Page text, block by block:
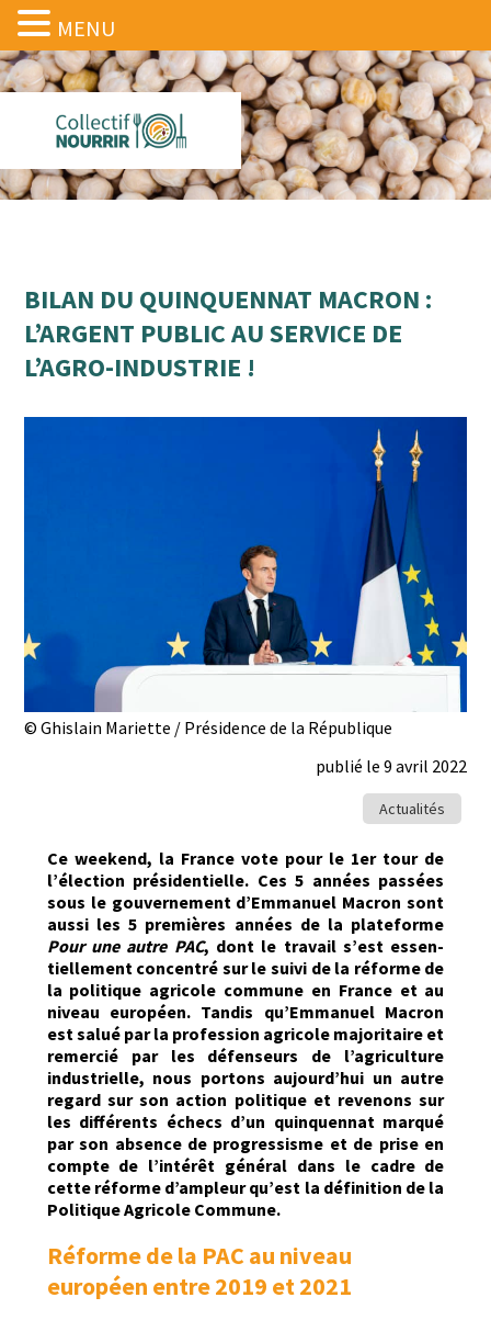
BILAN DU QUINQUENNAT MACRON :
L’ARGENT PUBLIC AU SERVICE DE
L’AGRO-INDUSTRIE !
© Ghislain Mariette / Présidence de la République
publié le 9 avril 2022
Actualités
Ce week­end, la France vote pour le 1er tour de
l’élection prési­den­tielle. Ces 5 années passées
sous le gou­verne­ment d’Emmanuel Macron sont
aus­si les 5 pre­mières années de la plate­forme
Pour une autre PAC, dont le tra­vail s’est essen­
tielle­ment con­cen­tré sur le suivi de la réforme de
la poli­tique agri­cole com­mune en France et au
niveau européen. Tan­dis qu’Emmanuel Macron
est salué par la pro­fes­sion agri­cole majori­taire et
remer­cié par les défenseurs de l’agriculture
indus­trielle, nous por­tons aujourd’hui un autre
regard sur son action poli­tique et revenons sur
les dif­férents échecs d’un quin­quen­nat mar­qué
par son absence de pro­gres­sisme et de prise en
compte de l’intérêt général dans le cadre de
cette réforme d’ampleur qu’est la déf­i­ni­tion de la
Poli­tique Agri­cole Commune.
Réforme de la PAC au niveau
européen entre 2019 et 2021
MENU